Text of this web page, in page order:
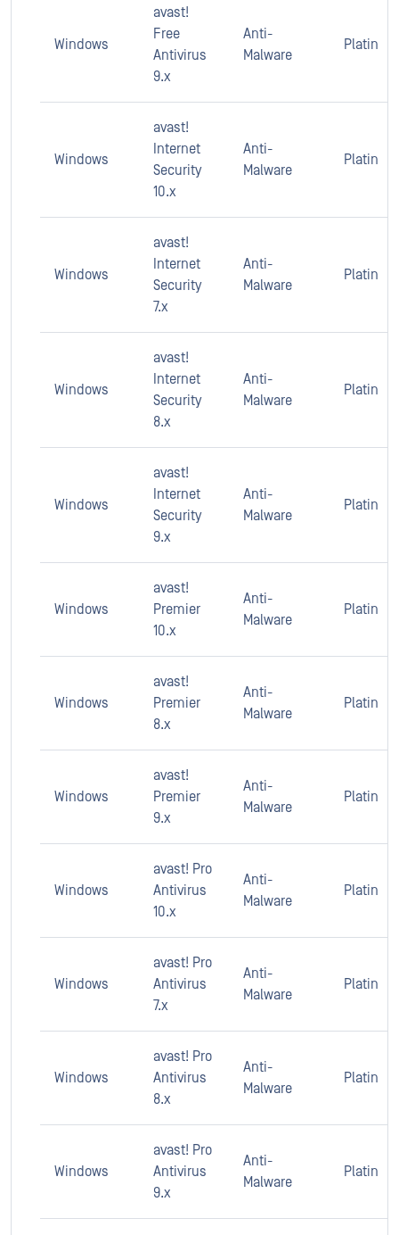
Windows
avast!
Free
Antivirus
9.x
Anti-
Malware
Platin
Windows
avast!
Internet
Security
10.x
Anti-
Malware
Platin
Windows
avast!
Internet
Security
7.x
Anti-
Malware
Platin
Windows
avast!
Internet
Security
8.x
Anti-
Malware
Platin
Windows
avast!
Internet
Security
9.x
Anti-
Malware
Platin
Windows
avast!
Premier
10.x
Anti-
Malware
Platin
Windows
avast!
Premier
8.x
Anti-
Malware
Platin
Windows
avast!
Premier
9.x
Anti-
Malware
Platin
Windows
avast! Pro
Antivirus
10.x
Anti-
Malware
Platin
Windows
avast! Pro
Antivirus
7.x
Anti-
Malware
Platin
Windows
avast! Pro
Antivirus
8.x
Anti-
Malware
Platin
Windows
avast! Pro
Antivirus
9.x
Anti-
Malware
Platin